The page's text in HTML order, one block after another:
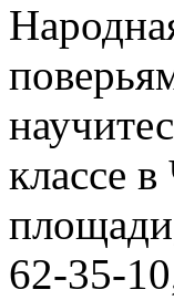
классе
62-35-